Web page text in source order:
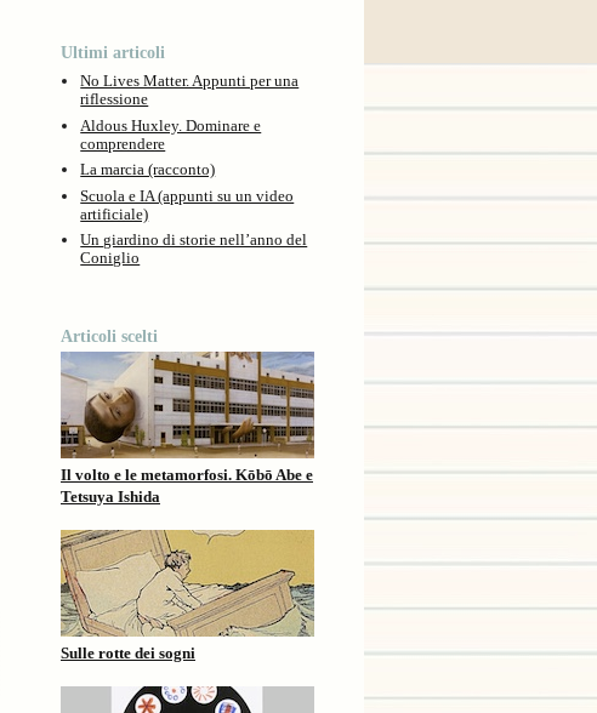
Ultimi articoli
No Lives Matter. Appunti per una
riflessione
Aldous Huxley. Dominare e
comprendere
La marcia (racconto)
Scuola e IA (appunti su un video
artificiale)
Un giardino di storie nell’anno del
Coniglio
Articoli scelti
Il volto e le metamorfosi. Kōbō Abe e
Tetsuya Ishida
Sulle rotte dei sogni